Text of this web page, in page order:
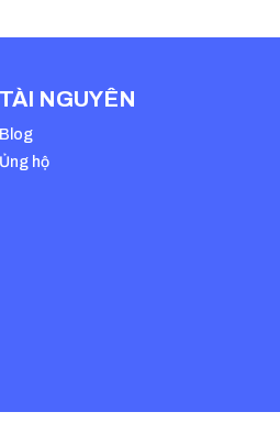
TÀI NGUYÊN
Blog
Ủng hộ